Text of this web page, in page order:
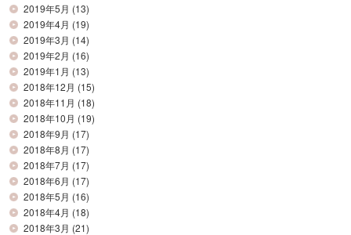
2019年5月 (13)
2019年4月 (19)
2019年3月 (14)
2019年2月 (16)
2019年1月 (13)
2018年12月 (15)
2018年11月 (18)
2018年10月 (19)
2018年9月 (17)
2018年8月 (17)
2018年7月 (17)
2018年6月 (17)
2018年5月 (16)
2018年4月 (18)
2018年3月 (21)